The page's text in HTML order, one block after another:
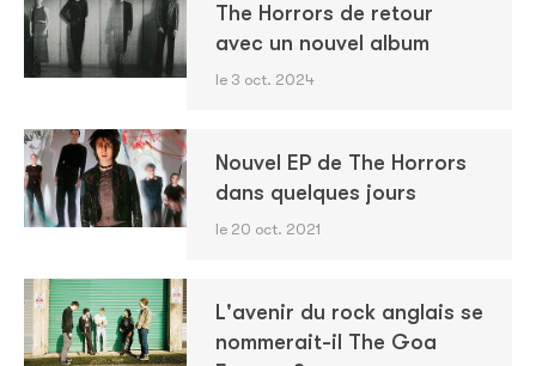
The Horrors de retour
avec un nouvel album
le 3 oct. 2024
Nouvel EP de The Horrors
dans quelques jours
le 20 oct. 2021
L'avenir du rock anglais se
nommerait-il The Goa